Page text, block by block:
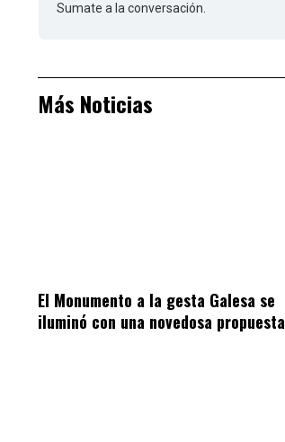
Sumate a la conversación.
Más Noticias
El Monumento a la gesta Galesa se
iluminó con una novedosa propuesta